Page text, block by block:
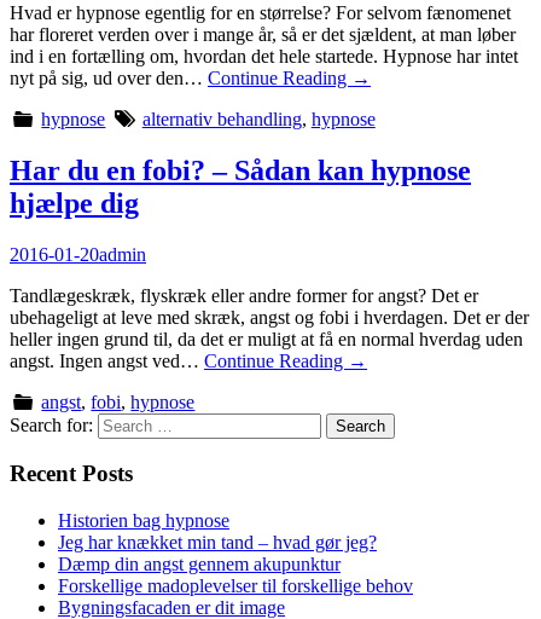
Hvad er hypnose egentlig for en størrelse? For selvom fænomenet
har floreret verden over i mange år, så er det sjældent, at man løber
ind i en fortælling om, hvordan det hele startede. Hypnose har intet
nyt på sig, ud over den… Continue Reading →
hypnose
alternativ behandling, hypnose
Har du en fobi? – Sådan kan hypnose
hjælpe dig
2016-01-20admin
Tandlægeskræk, flyskræk eller andre former for angst? Det er
ubehageligt at leve med skræk, angst og fobi i hverdagen. Det er der
heller ingen grund til, da det er muligt at få en normal hverdag uden
angst. Ingen angst ved… Continue Reading →
angst,fobi,hypnose
Search for:
Recent Posts
Historien bag hypnose
Jeg har knækket min tand – hvad gør jeg?
Dæmp din angst gennem akupunktur
Forskellige madoplevelser til forskellige behov
Bygningsfacaden er dit image